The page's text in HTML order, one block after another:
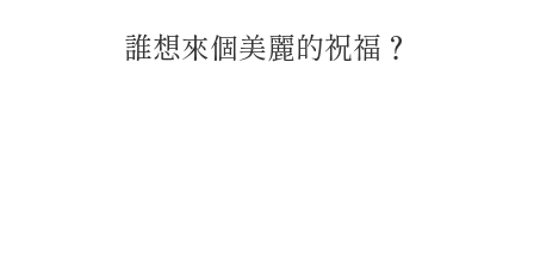
誰想來個美麗的祝福？